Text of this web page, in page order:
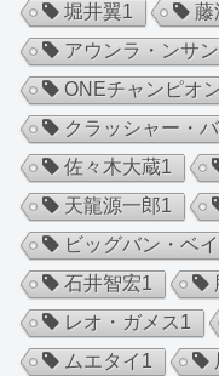
堀井翼1 藤
アウンラ・ンサン
ONEチャンピオ
クラッシャー・
佐々木大蔵1
天龍源一郎1
ビッグバン・ベ
石井智宏1
レオ・ガメス1
ムエタイ 1